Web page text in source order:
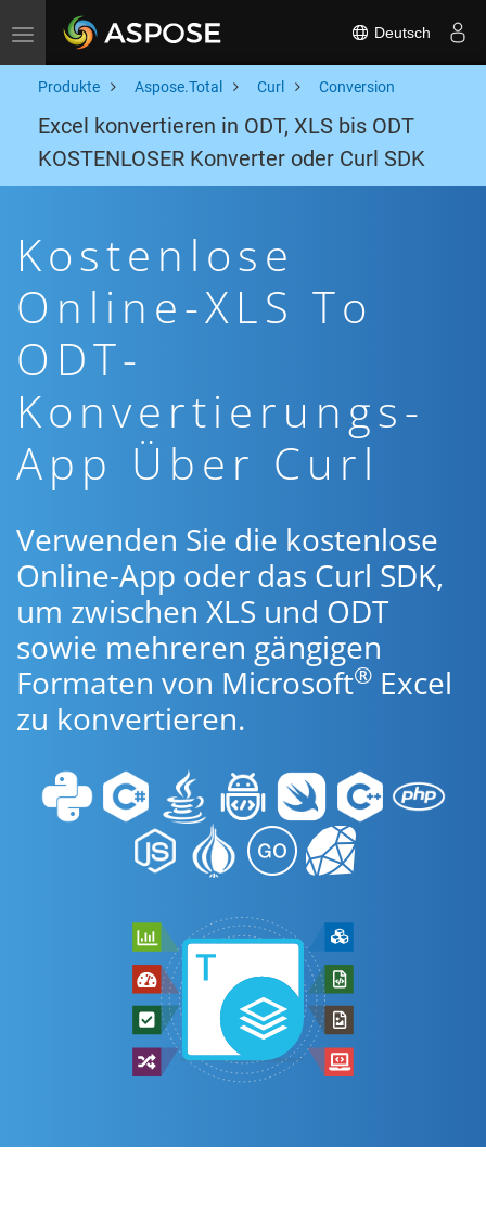
Toggle navigation Deutsch
Produkte Aspose.Total Curl Conversion
Excel konvertieren in ODT, XLS bis ODT
KOSTENLOSER Konverter oder Curl SDK
Kostenlose
Online-XLS To
ODT-
Konvertierungs-
App Über Curl
Verwenden Sie die kostenlose
Online-App oder das Curl SDK,
um zwischen XLS und ODT
sowie mehreren gängigen
Formaten von Microsoft® Excel
zu konvertieren.